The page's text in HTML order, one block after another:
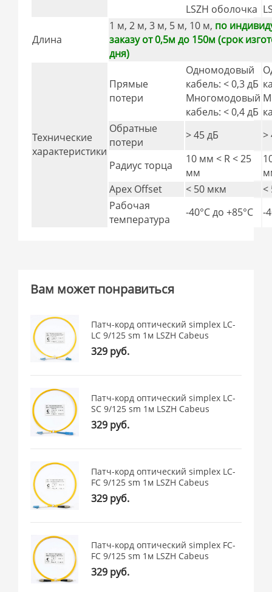
LSZH оболочка
Длина
1 м, 2 м, 3 м, 5 м, 10 м, по
заказу от 0,5м до 150м (срок
дня)
Технические
характеристики
Прямые
потери
Одномодовый
кабель: < 0,3 дБ
Многомодовый
кабель: < 0,4 дБ
Обратные
потери
> 45 дБ >
Радиус торца
10 мм < R < 25
мм
Apex Offset
< 50 мкм
<
Рабочая
температура
-40°C дo +85°C -
Вам может понравиться
Патч-корд оптический simplex LC-
LC 9/125 sm 1м LSZH Cabeus
329 руб.
Патч-корд оптический simplex LC-
SC 9/125 sm 1м LSZH Cabeus
329 руб.
Патч-корд оптический simplex LC-
FC 9/125 sm 1м LSZH Cabeus
329 руб.
Патч-корд оптический simplex FC-
FC 9/125 sm 1м LSZH Cabeus
329 руб.